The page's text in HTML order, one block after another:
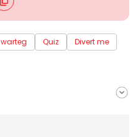
warteg Quiz
Divert me